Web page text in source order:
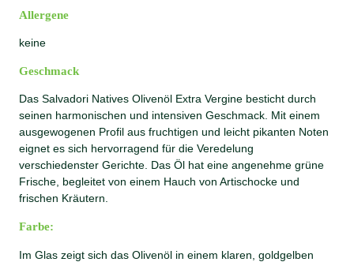
e
g
n
e
e
Allergene
keine
Geschmack
Das Salvadori Natives Olivenöl Extra Vergine besticht durch
seinen harmonischen und intensiven Geschmack. Mit einem
ausgewogenen Profil aus fruchtigen und leicht pikanten Noten
eignet es sich hervorragend für die Veredelung
verschiedenster Gerichte. Das Öl hat eine angenehme grüne
Frische, begleitet von einem Hauch von Artischocke und
frischen Kräutern.
Farbe:
Im Glas zeigt sich das Olivenöl in einem klaren, goldgelben